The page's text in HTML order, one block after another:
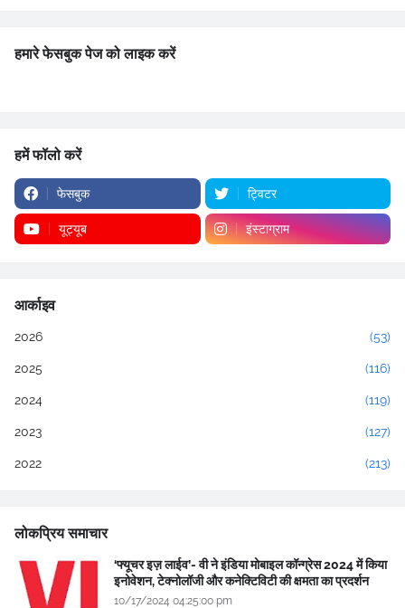
हमारे फेसबुक पेज को लाइक करें
हमें फॉलो करें
फेसबुक ट्विटर
यूट्यूब इंस्टाग्राम
आर्काइव
2026 (53)
2025 (116)
2024 (119)
2023 (127)
2022 (213)
लोकप्रिय समाचार
‘फ्यूचर इज़ लाईव’- वी ने इंडिया मोबाइल कॉन्ग्रेस 2024 में किया
इनोवेशन, टेक्नोलॉजी और कनेक्टिविटी की क्षमता का प्रदर्शन
10/17/2024 04:25:00 pm